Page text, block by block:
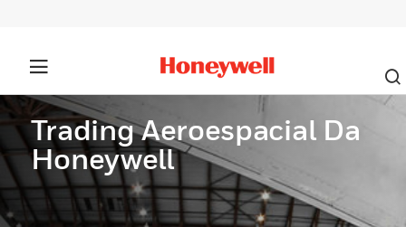
Trading Aeroespacial Da
Honeywell